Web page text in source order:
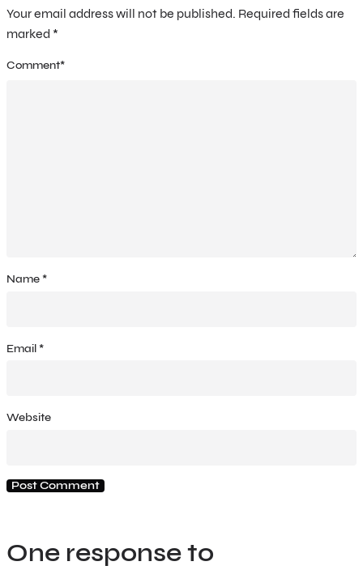
Your email address will not be published. Required fields are
marked *
Comment*
Name *
Email *
Website
One response to